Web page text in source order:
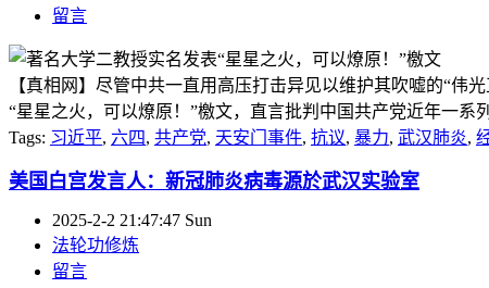
留言
【真相网】尽管中共一直用高压打击异见以维护其吹嘘的“
“星星之火，可以燎原！”檄文，直言批判中国共产党近年一
Tags: 习近平, 六四, 共产党, 天安门事件, 抗议, 暴力, 武汉肺炎,
美国白宫发言人：新冠肺炎病毒源於武汉实验室
2025-2-2 21:47:47 Sun
法轮功修炼
留言